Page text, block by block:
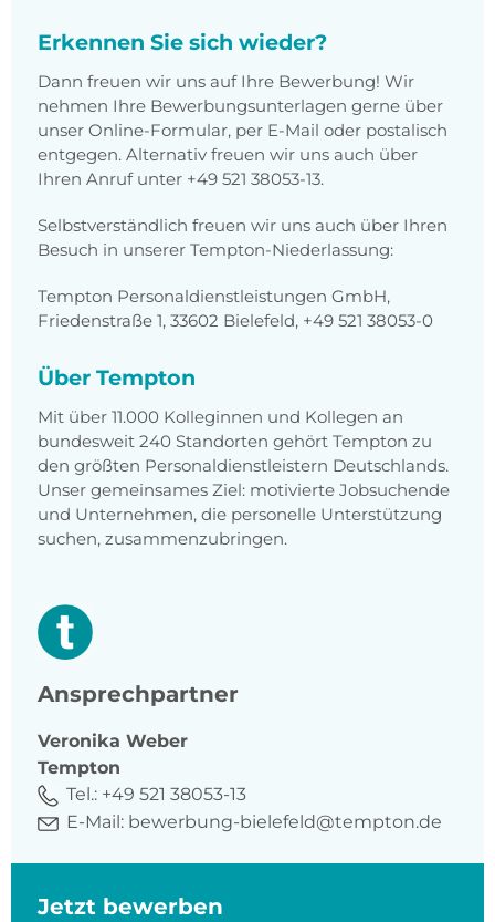
Erkennen Sie sich wieder?
Dann freuen wir uns auf Ihre Bewerbung! Wir
nehmen Ihre Bewerbungsunterlagen gerne über
unser Online-Formular, per E-Mail oder postalisch
entgegen. Alternativ freuen wir uns auch über
Ihren Anruf unter +49 521 38053-13.
Selbstverständlich freuen wir uns auch über Ihren
Besuch in unserer Tempton-Niederlassung:
Tempton Personaldienstleistungen GmbH,
Friedenstraße 1, 33602 Bielefeld, +49 521 38053-0
Über Tempton
Mit über 11.000 Kolleginnen und Kollegen an
bundesweit 240 Standorten gehört Tempton zu
den größten Personaldienstleistern Deutschlands.
Unser gemeinsames Ziel: motivierte Jobsuchende
und Unternehmen, die personelle Unterstützung
suchen, zusammenzubringen.
Ansprechpartner
Veronika Weber
Tempton
Tel.: +49 521 38053-13
E-Mail: bewerbung-bielefeld@tempton.de
Jetzt bewerben